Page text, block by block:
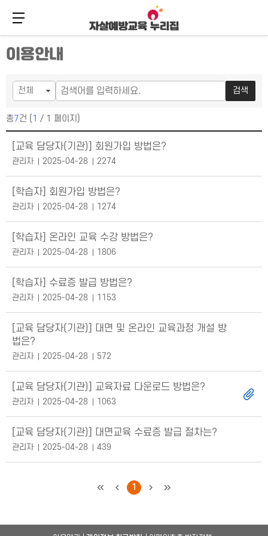
주
메
뉴
본
문
바
메뉴 버튼
이용안내
검색
총7건 ( 1 / 1 페이지)
[교육 담당자(기관)] 회원가입 방법은?
관리자 2025-04-28 2274
[학습자] 회원가입 방법은?
관리자 2025-04-28 1274
[학습자] 온라인 교육 수강 방법은?
관리자 2025-04-28 1806
[학습자] 수료증 발급 방법은?
관리자 2025-04-28 1153
[교육 담당자(기관)] 대면 및 온라인 교육과정 개설 방
법은?
관리자 2025-04-28 572
[교육 담당자(기관)] 교육자료 다운로드 방법은?
관리자 2025-04-28 1063
[교육 담당자(기관)] 대면교육 수료증 발급 절차는?
관리자 2025-04-28 439
처음이전1 다음마지막